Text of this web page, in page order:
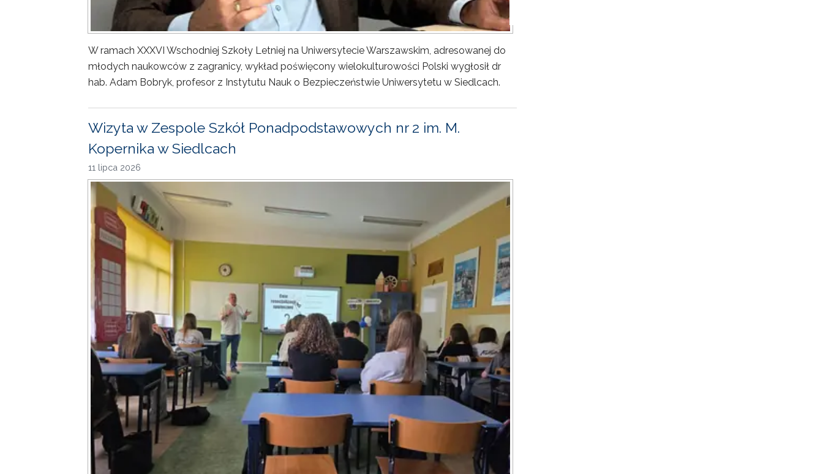
W ramach XXXVI Wschodniej Szkoły Letniej na Uniwersytecie Warszawskim, adresowanej do
młodych naukowców z zagranicy, wykład poświęcony wielokulturowości Polski wygłosił dr
hab. Adam Bobryk, profesor z Instytutu Nauk o Bezpieczeństwie Uniwersytetu w Siedlcach.
Wizyta w Zespole Szkół Ponadpodstawowych nr 2 im. M.
Kopernika w Siedlcach
11 lipca 2026